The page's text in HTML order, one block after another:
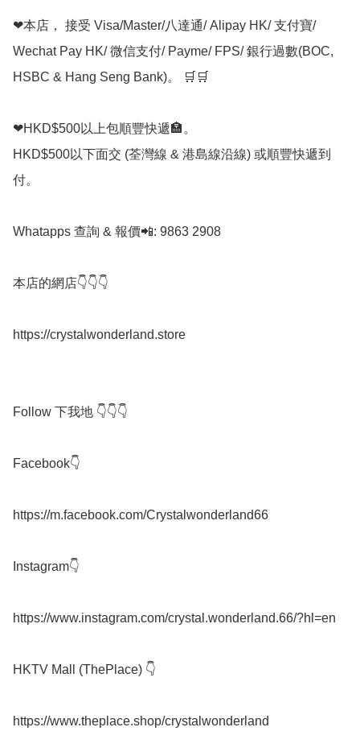
❤本店， 接受 Visa/Master/八達通/ Alipay HK/ 支付寶/
Wechat Pay HK/ 微信支付/ Payme/ FPS/ 銀行過數(BOC,
HSBC & Hang Seng Bank)。 🛒🛒
❤HKD$500以上包順豐快遞🏣。
HKD$500以下面交 (荃灣線 & 港島線沿線) 或順豐快遞到
付。
Whatapps 查詢 & 報價📲: 9863 2908
本店的網店👇👇👇
https://crystalwonderland.store
Follow 下我地 👇👇👇
Facebook👇
https://m.facebook.com/Crystalwonderland66
Instagram👇
https://www.instagram.com/crystal.wonderland.66/?hl=en
HKTV Mall (ThePlace) 👇
https://www.theplace.shop/crystalwonderland